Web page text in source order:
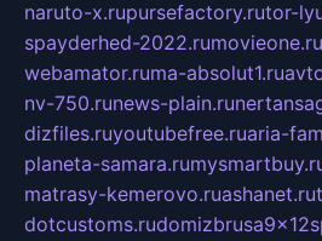
naruto-x.rupursefactory.rutor-
spayderhed-2022.rumovieone.ru
webamator.ruma-absolut1.ru
nv-750.runews-plain.ru
dizfiles.ruyoutubefree.ruaria-
planeta-samara.ru
matrasy-kemerovo.ruashanet.ru
dotcustoms.ru